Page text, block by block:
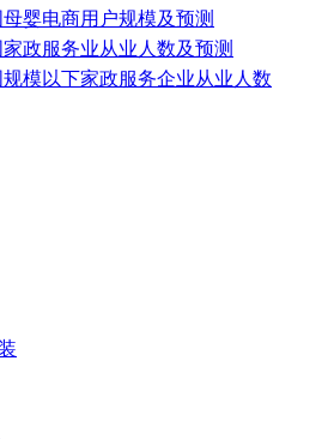
母婴电商用户规模及预测
家政服务业从业人数及预测
规模以下家政服务企业从业人数